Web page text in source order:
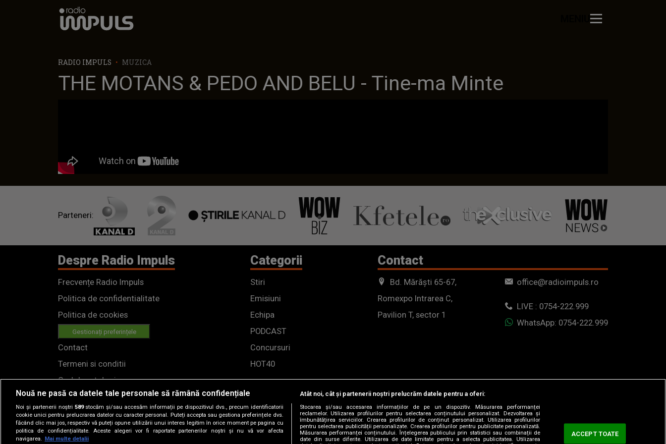
Radio Impuls
RADIO IMPULS MUZICA
THE MOTANS & PEDO AND BELU - Tine-ma Minte
Parteneri:
Despre Radio Impuls
Frecvențe Radio Impuls
Politica de confidentialitate
Politica de cookies
Gestionați preferințele
Contact
Termeni si conditii
Cod deontologic
Regulamente
Categorii
Stiri
Emisiuni
Echipa
PODCAST
Concursuri
HOT40
Contact
Bd. Mărăști 65-67,
Romexpo Intrarea C,
Pavilion T, sector 1
office@radioimpuls.ro
LIVE : 0754-222.999
WhatsApp: 0754-222.999
Nouă ne pasă ca datele tale personale să rămână confidențiale
Noi și partenerii noștri 589stocăm și/sau accesăm informații pe dispozitivul dvs., precum identificatorii
cookie unici pentru prelucrarea datelor cu caracter personal. Puteți accepta sau gestiona preferințele dvs.
făcând clic mai jos, respectiv vă puteți opune utilizării unui interes legitim în orice moment pe pagina cu
politica de confidențialitate. Aceste alegeri vor fi raportate partenerilor noștri și nu vă vor afecta
navigarea.
Mai multe detalii
Atât noi, cât și partenerii noștri prelucrăm datele pentru a oferi:
Stocarea și/sau accesarea informațiilor de pe un dispozitiv. Măsurarea performanței
reclamelor. Utilizarea profilurilor pentru selectarea conținutului personalizat. Dezvoltarea și
îmbunătățirea serviciilor. Crearea profilurilor de conținut personalizat. Utilizarea profilurilor
pentru selectarea publicității personalizate. Crearea profilurilor pentru publicitate personalizată.
Măsurarea performanței conținutului. Înțelegerea publicului prin statistici sau combinații de
date din surse diferite. Utilizarea de date limitate pentru a selecta publicitatea. Utilizarea
ACCEPT TOATE